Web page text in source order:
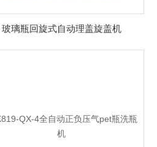
玻璃瓶回旋式自动理盖旋盖机